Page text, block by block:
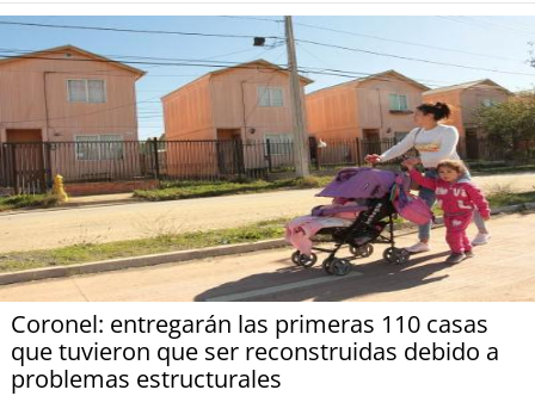
Coronel: entregarán las primeras 110 casas
que tuvieron que ser reconstruidas debido a
problemas estructurales